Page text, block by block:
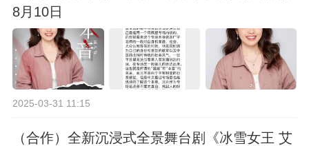
8月10日
2025-03-31 11:15
（合作）全新沉浸式全景舞台剧《冰雪女王 艾